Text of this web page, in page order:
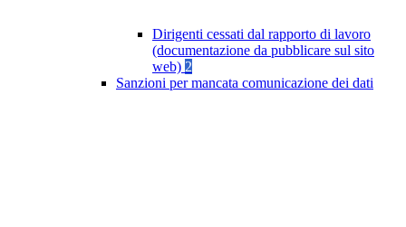
Dirigenti cessati dal rapporto di lavoro
(documentazione da pubblicare sul sito
web) 2
Sanzioni per mancata comunicazione dei dati